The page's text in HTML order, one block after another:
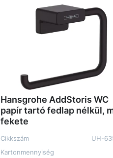
Hansgrohe AddStoris WC
papír tartó fedlap nélkül,
fekete
Cikkszám
UH-
Kartonmennyiség